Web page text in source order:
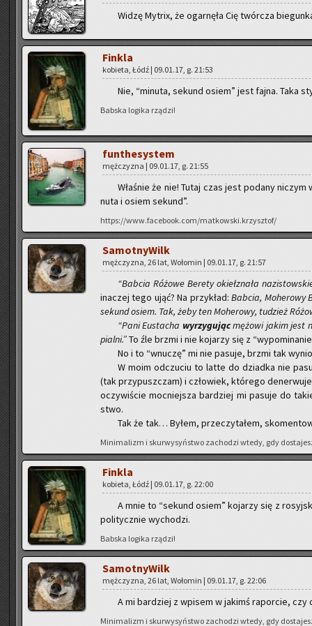
Widzę My­trix, że ogar­nę­ła Cię twór­cza
Fin­kla
ko­bie­ta, Łódź | 09.01.17, g. 21:53
Nie, “mi­nu­ta, se­kund osiem” jest fajna. Taka
Bab­ska lo­gi­ka rzą­dzi!
fun­the­sys­tem
męż­czy­zna | 09.01.17, g. 21:55
Wła­śnie że nie! Tutaj czas jest po­da­ny
nu­ta i osiem se­kund”.
https://www.facebook.com/matkowski.krzysztof/
Sa­mot­ny­Wilk
męż­czy­zna, 26 lat, Wo­ło­min | 09.01.17, g. 21:57
“Bab­cia Ró­żo­we Be­re­ty okieł­zna­ła
ina­czej tego ująć? Na przy­kład:Bab­cia, Mo­he­ro­wy
se­kund osiem. Tak, żeby ten Mo­he­ro­wy, tu­dzież
“Pani Eu­sta­cha wy­rzy­gu­jącmę­żo­wi jakim jest
pial­ni.”To źle brzmi i nie ko­ja­rzy się z
No i to “wnu­czę” mi nie pa­su­je, brzmi tak
W moim od­czu­ciu to latte do dziad­ka nie
(tak przy­pusz­czam) i czło­wiek, któ­re­go
oczy­wi­ście moc­niej­sza bar­dziej mi pa­su­je do
stwo.
Tak że tak… Byłem, prze­czy­ta­łem,
Mi­ni­ma­lizm i skur­wy­syń­stwo za­cho­dzi wtedy, gdy
Fin­kla
ko­bie­ta, Łódź | 09.01.17, g. 22:00
A mnie to “se­kund osiem” ko­ja­rzy się z
po­li­tycz­nie wy­cho­dzi.
Bab­ska lo­gi­ka rzą­dzi!
Sa­mot­ny­Wilk
męż­czy­zna, 26 lat, Wo­ło­min | 09.01.17, g. 22:06
A mi bar­dziej z wpi­sem w ja­kimś ra­por­cie, czy
Mi­ni­ma­lizm i skur­wy­syń­stwo za­cho­dzi wtedy, gdy